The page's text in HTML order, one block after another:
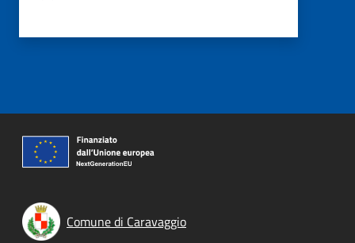
Comune di Caravaggio